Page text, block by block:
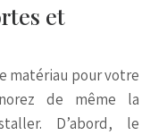
et
matériau pour votre
de même la
D’abord, le